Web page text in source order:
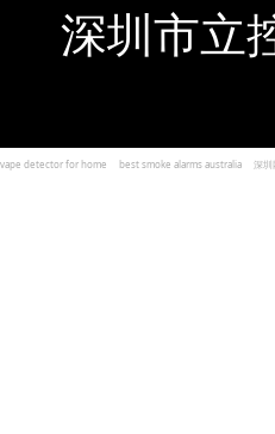
深圳市立
vape detector for home best smoke alarms australia 深圳